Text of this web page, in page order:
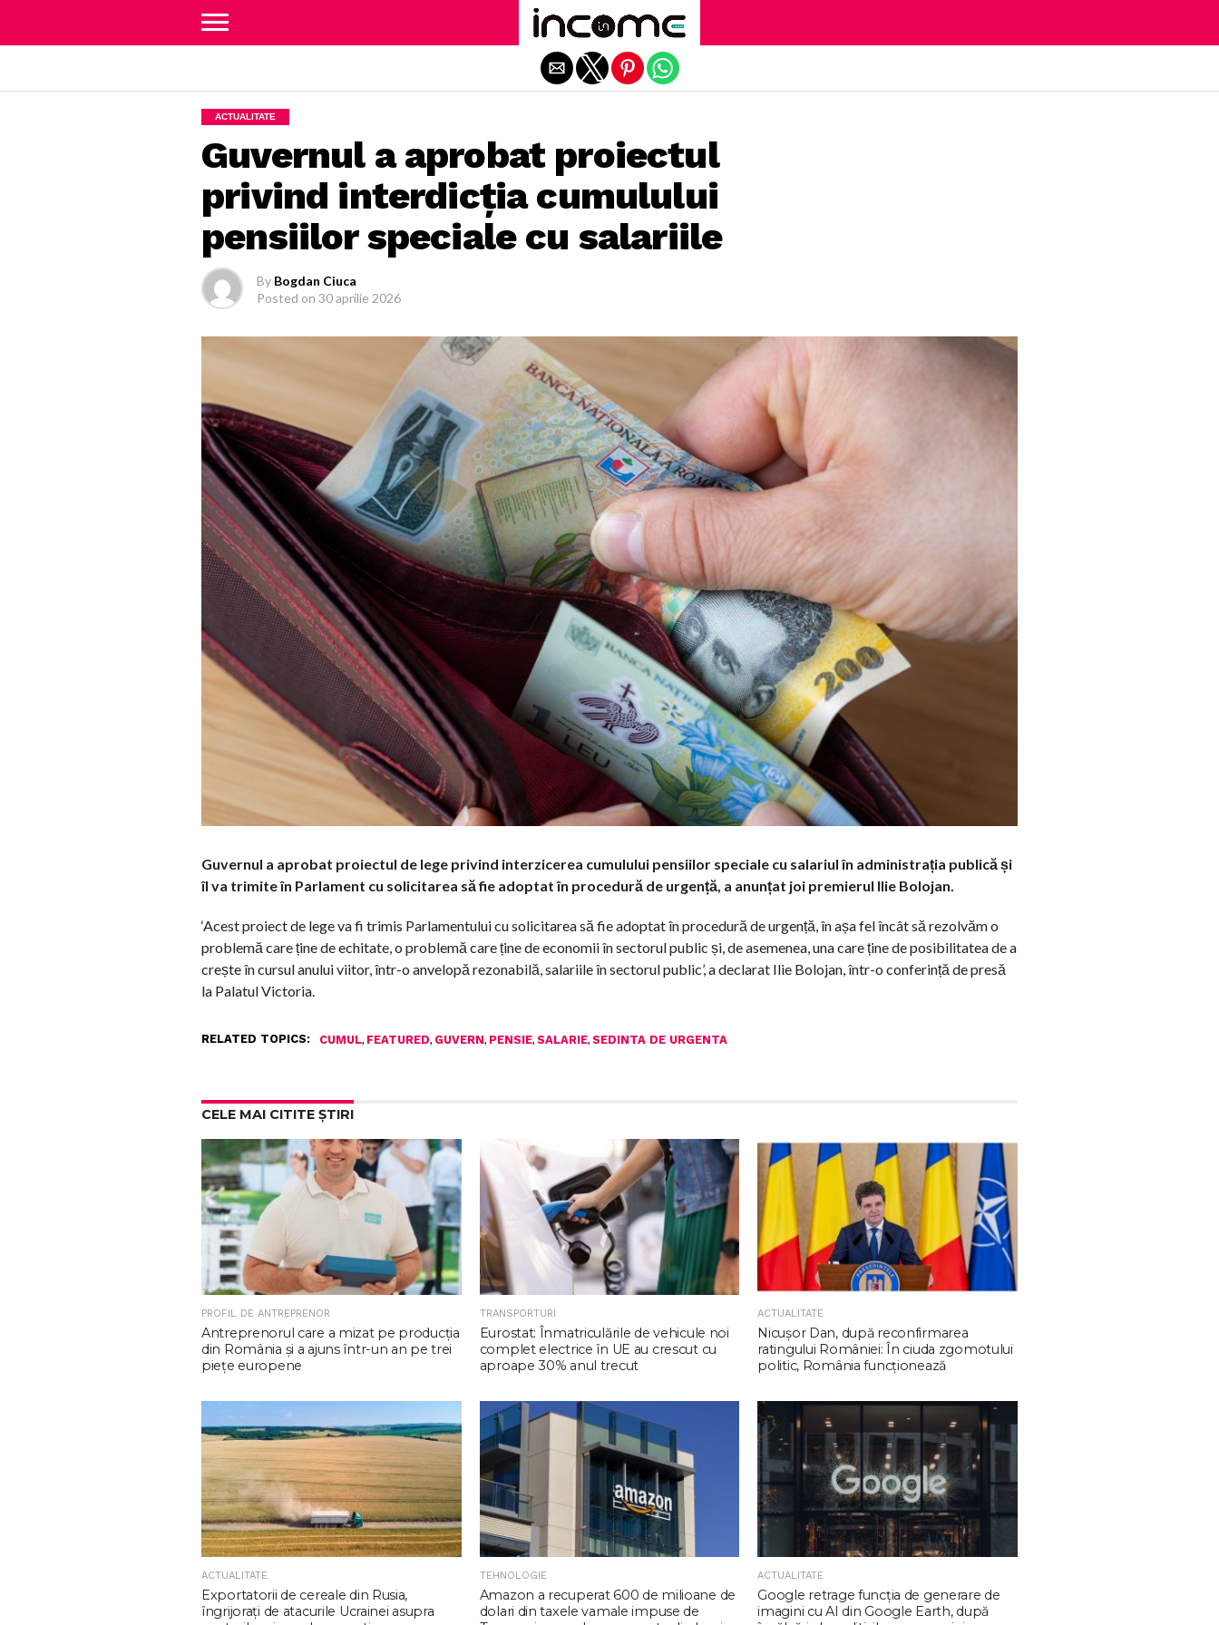
ACTUALITATE
Guvernul a aprobat proiectul
privind interdicția cumulului
pensiilor speciale cu salariile
By Bogdan Ciuca
Posted on 30 aprilie 2026
Guvernul a aprobat proiectul de lege privind interzicerea cumulului pensiilor speciale cu salariul în administrația publică și
îl va trimite în Parlament cu solicitarea să fie adoptat în procedură de urgență, a anunțat joi premierul Ilie Bolojan.
‘Acest proiect de lege va fi trimis Parlamentului cu solicitarea să fie adoptat în procedură de urgență, în așa fel încât să rezolvăm o
problemă care ține de echitate, o problemă care ține de economii în sectorul public și, de asemenea, una care ține de posibilitatea de a
crește în cursul anului viitor, într-o anvelopă rezonabilă, salariile în sectorul public’, a declarat Ilie Bolojan, într-o conferință de presă
la Palatul Victoria.
RELATED TOPICS: CUMUL, FEATURED, GUVERN, PENSIE, SALARIE, SEDINTA DE URGENTA
CELE MAI CITITE ȘTIRI
PROFIL DE ANTREPRENOR
Antreprenorul care a mizat pe producția
din România și a ajuns într-un an pe trei
piețe europene
TRANSPORTURI
Eurostat: Înmatriculările de vehicule noi
complet electrice în UE au crescut cu
aproape 30% anul trecut
ACTUALITATE
Nicuşor Dan, după reconfirmarea
ratingului României: În ciuda zgomotului
politic, România funcţionează
ACTUALITATE
Exportatorii de cereale din Rusia,
îngrijorați de atacurile Ucrainei asupra
TEHNOLOGIE
Amazon a recuperat 600 de milioane de
dolari din taxele vamale impuse de
ACTUALITATE
Google retrage funcţia de generare de
imagini cu AI din Google Earth, după
Exit mobile version